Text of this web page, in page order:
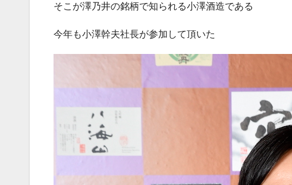
そこが澤乃井の銘柄で知られる小澤酒造である
今年も小澤幹夫社長が参加して頂いた